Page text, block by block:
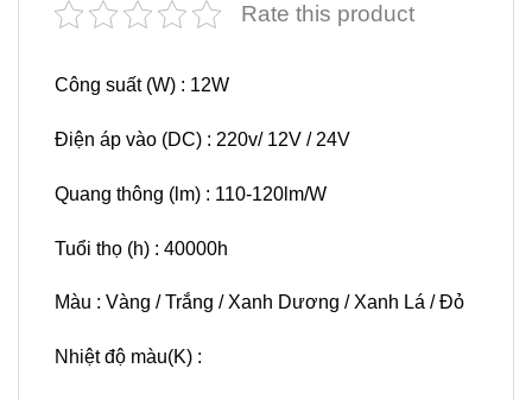
Rate this product
Công suất (W) : 12W
Điện áp vào (DC) : 220v/ 12V / 24V
Quang thông (lm) : 110-120lm/W
Tuổi thọ (h) : 40000h
Màu : Vàng / Trắng / Xanh Dương / Xanh Lá / Đỏ
Nhiệt độ màu(K) :